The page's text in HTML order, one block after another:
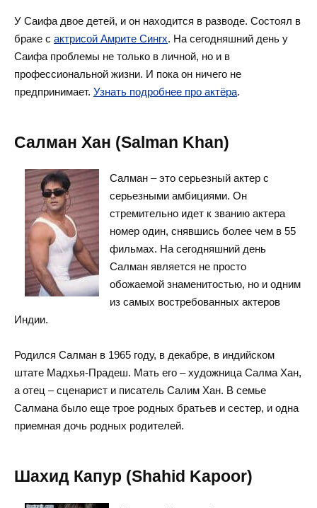
У Саифа двое детей, и он находится в разводе. Состоял в
браке с актрисой Амрите Сингх. На сегодняшний день у
Саифа проблемы не только в личной, но и в
профессиональной жизни. И пока он ничего не
предпринимает. Узнать подробнее про актёра.
Салман Хан (Salman Khan)
Салман – это серьезный актер с
серьезными амбициями. Он
стремительно идет к званию актера
номер один, снявшись более чем в 55
фильмах. На сегодняшний день
Салман является не просто
обожаемой знаменитостью, но и одним
из самых востребованных актеров
Индии.
Родился Салман в 1965 году, в декабре, в индийском
штате Мадхья-Прадеш. Мать его – художница Салма Хан,
а отец – сценарист и писатель Салим Хан. В семье
Салмана было еще трое родных братьев и сестер, и одна
приемная дочь родных родителей.
Шахид Капур (Shahid Kapoor)